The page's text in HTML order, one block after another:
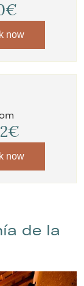
now
now
de la